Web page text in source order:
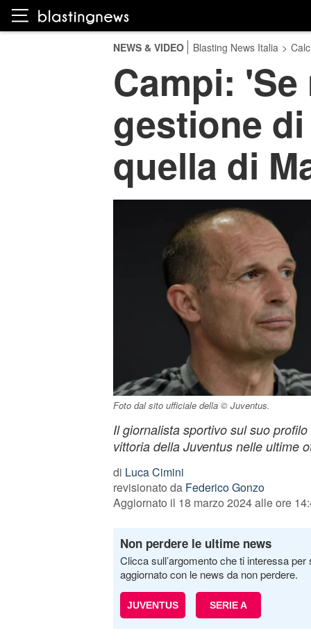
NEWS & VIDEO Blasting News Italia >
Campi:
gestione
quella di
Foto dal sito ufficiale della © Juventus.
Il giornalista sportivo sul suo
vittoria della Juventus nelle ultime
di Luca Cimini
revisionato da Federico Gonzo
Aggiornato il 18 marzo 2024 alle ore
Non perdere le ultime news
Clicca sull’argomento che ti interessa
aggiornato con le news da non perdere.
JUVENTUS SERIE A